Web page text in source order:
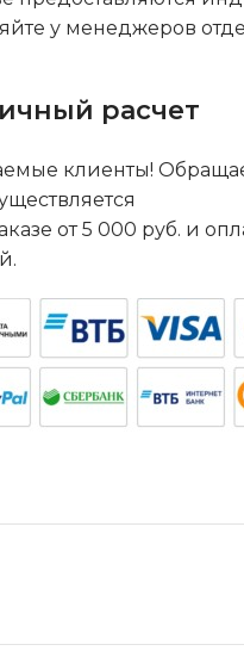
у менеджеров
расчет
клиенты!
от 5 000 руб. и